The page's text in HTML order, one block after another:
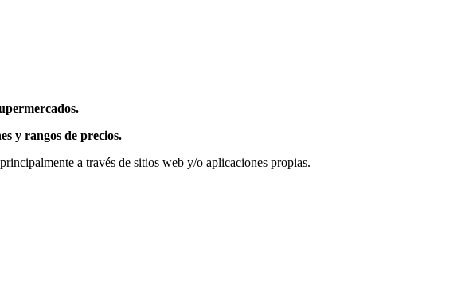
y rangos de precios.
a través de sitios web y/o aplicaciones propias.